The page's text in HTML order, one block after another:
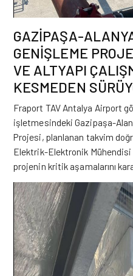
GAZİPAŞA-
GENİŞLEME
VE ALTYAPI
KESMEDEN
Fraport TAV Antalya Airport
işletmesindeki Gazipaşa-
Projesi, planlanan takvim
Elektrik-Elektronik Mühendisi
projenin kritik aşamalarını